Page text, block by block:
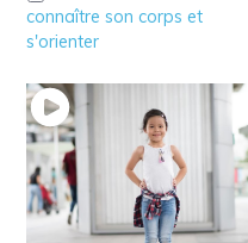
connaître son corps et
s'orienter
10 – qu’est ce que